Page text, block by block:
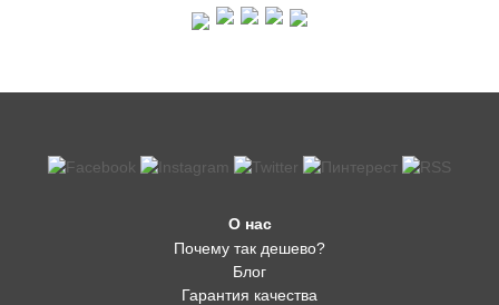
О нас
Почему так дешево?
Блог
Гарантия качества